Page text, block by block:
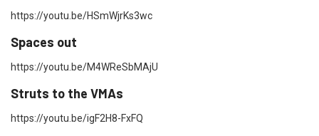
https://youtu.be/HSmWjrKs3wc
Spaces out
https://youtu.be/M4WReSbMAjU
Struts to the VMAs
https://youtu.be/igF2H8-FxFQ